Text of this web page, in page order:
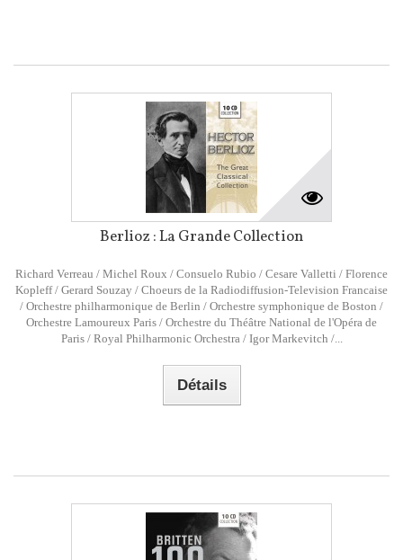
Berlioz : La Grande Collection
Richard Verreau / Michel Roux / Consuelo Rubio / Cesare Valletti / Florence
Kopleff / Gerard Souzay / Choeurs de la Radiodiffusion-Television Francaise
/ Orchestre philharmonique de Berlin / Orchestre symphonique de Boston /
Orchestre Lamoureux Paris / Orchestre du Théâtre National de l'Opéra de
Paris / Royal Philharmonic Orchestra / Igor Markevitch /...
Détails